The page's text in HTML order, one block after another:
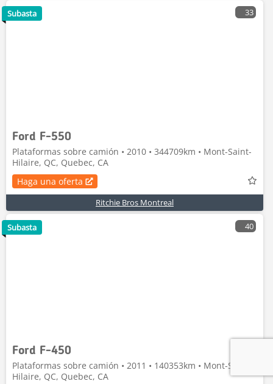
33
Ford F-550
Plataformas sobre camión • 2010 • 344709km • Mont-Saint-
Hilaire, QC, Quebec, CA
Haga una oferta
Ritchie Bros Montreal
Subasta
40
Ford F-450
Plataformas sobre camión • 2011 • 140353km • Mont-Saint-
Hilaire, QC, Quebec, CA
Subasta